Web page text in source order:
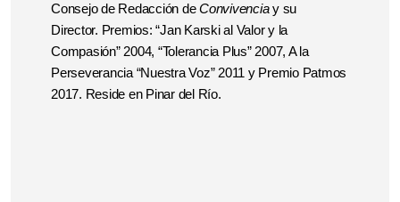
Consejo de Redacción deConvivenciay su
Director. Premios: “Jan Karski al Valor y la
Compasión” 2004, “Tolerancia Plus” 2007, A la
Perseverancia “Nuestra Voz” 2011 y Premio Patmos
2017. Reside en Pinar del Río.